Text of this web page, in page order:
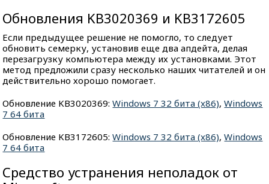
Обновления KB3020369 и KB3172605
Если предыдущее решение не помогло, то следует
обновить семерку, установив еще два апдейта, делая
перезагрузку компьютера между их установками. Этот
метод предложили сразу несколько наших читателей и он
действительно хорошо помогает.
Обновление KB3020369:Windows 7 32 бита (x86),Windows
7 64 бита
Обновление KB3172605:Windows 7 32 бита (x86),Windows
7 64 бита
Средство устранения неполадок от